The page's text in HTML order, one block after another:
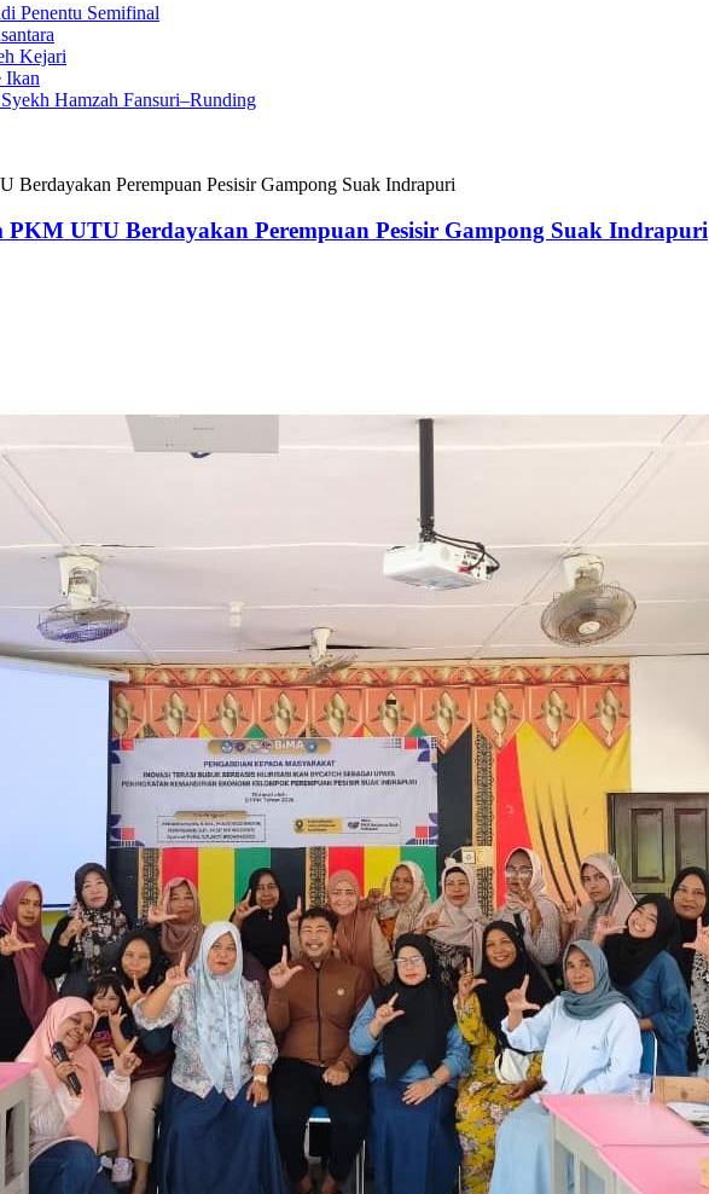
Penentu Semifinal
Kejari
Ikan
Hamzah Fansuri–Runding
Perempuan Pesisir Gampong Suak Indrapuri
UTU Berdayakan Perempuan Pesisir Gampong Suak Indrapuri